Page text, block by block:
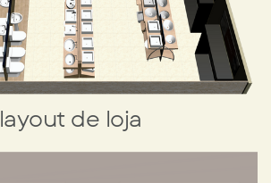
layout de loja